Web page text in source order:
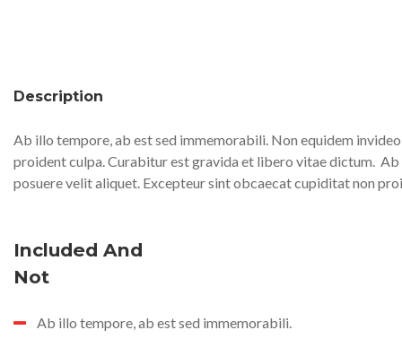
Description
Ab illo tempore, ab est sed immemorabili. Non equidem
proident culpa. Curabitur est gravida et libero vitae dictum. Ab
posuere velit aliquet. Excepteur sint obcaecat cupiditat non
Included And
Not
Ab illo tempore, ab est sed immemorabili.